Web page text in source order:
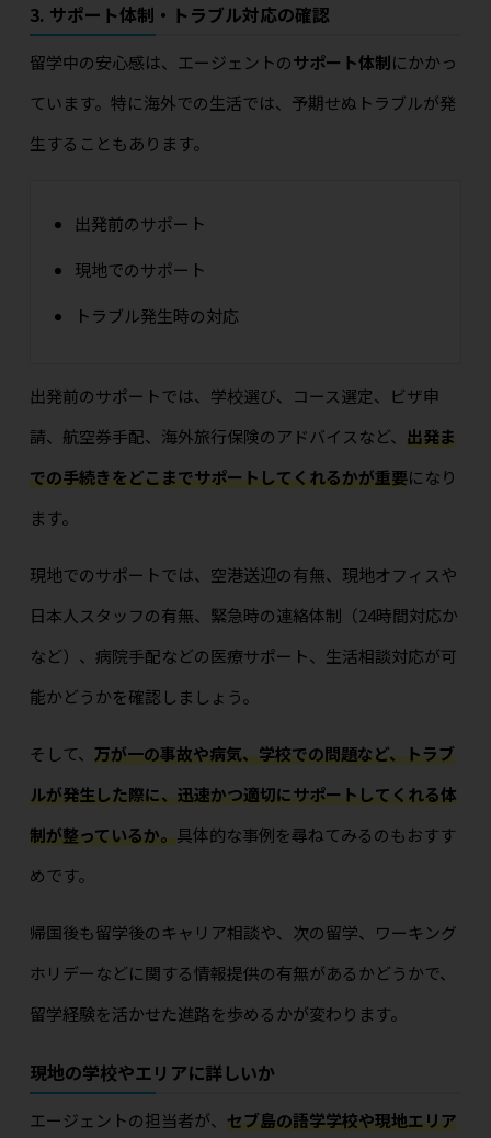
3. サポート体制・トラブル対応の確認
留学中の安心感は、エージェントのサポート体制にかかっ
ています。特に海外での生活では、予期せぬトラブルが発
生することもあります。
出発前のサポート
現地でのサポート
トラブル発生時の対応
出発前のサポートでは、学校選び、コース選定、ビザ申
請、航空券手配、海外旅行保険のアドバイスなど、 出発ま
での手続きをどこまでサポートしてくれるかが重要になり
ます。
現地でのサポートでは、空港送迎の有無、現地オフィスや
日本人スタッフの有無、緊急時の連絡体制（24時間対応か
など）、病院手配などの医療サポート、生活相談対応が可
能かどうかを確認しましょう。
そして、万が一の事故や病気、学校での問題など、トラブ
ルが発生した際に、迅速かつ適切にサポートしてくれる体
制が整っているか。 具体的な事例を尋ねてみるのもおすす
めです。
帰国後も留学後のキャリア相談や、次の留学、ワーキング
ホリデーなどに関する情報提供の有無があるかどうかで、
留学経験を活かせた進路を歩めるかが変わります。
現地の学校やエリアに詳しいか
エージェントの担当者が、 セブ島の語学学校や現地エリア